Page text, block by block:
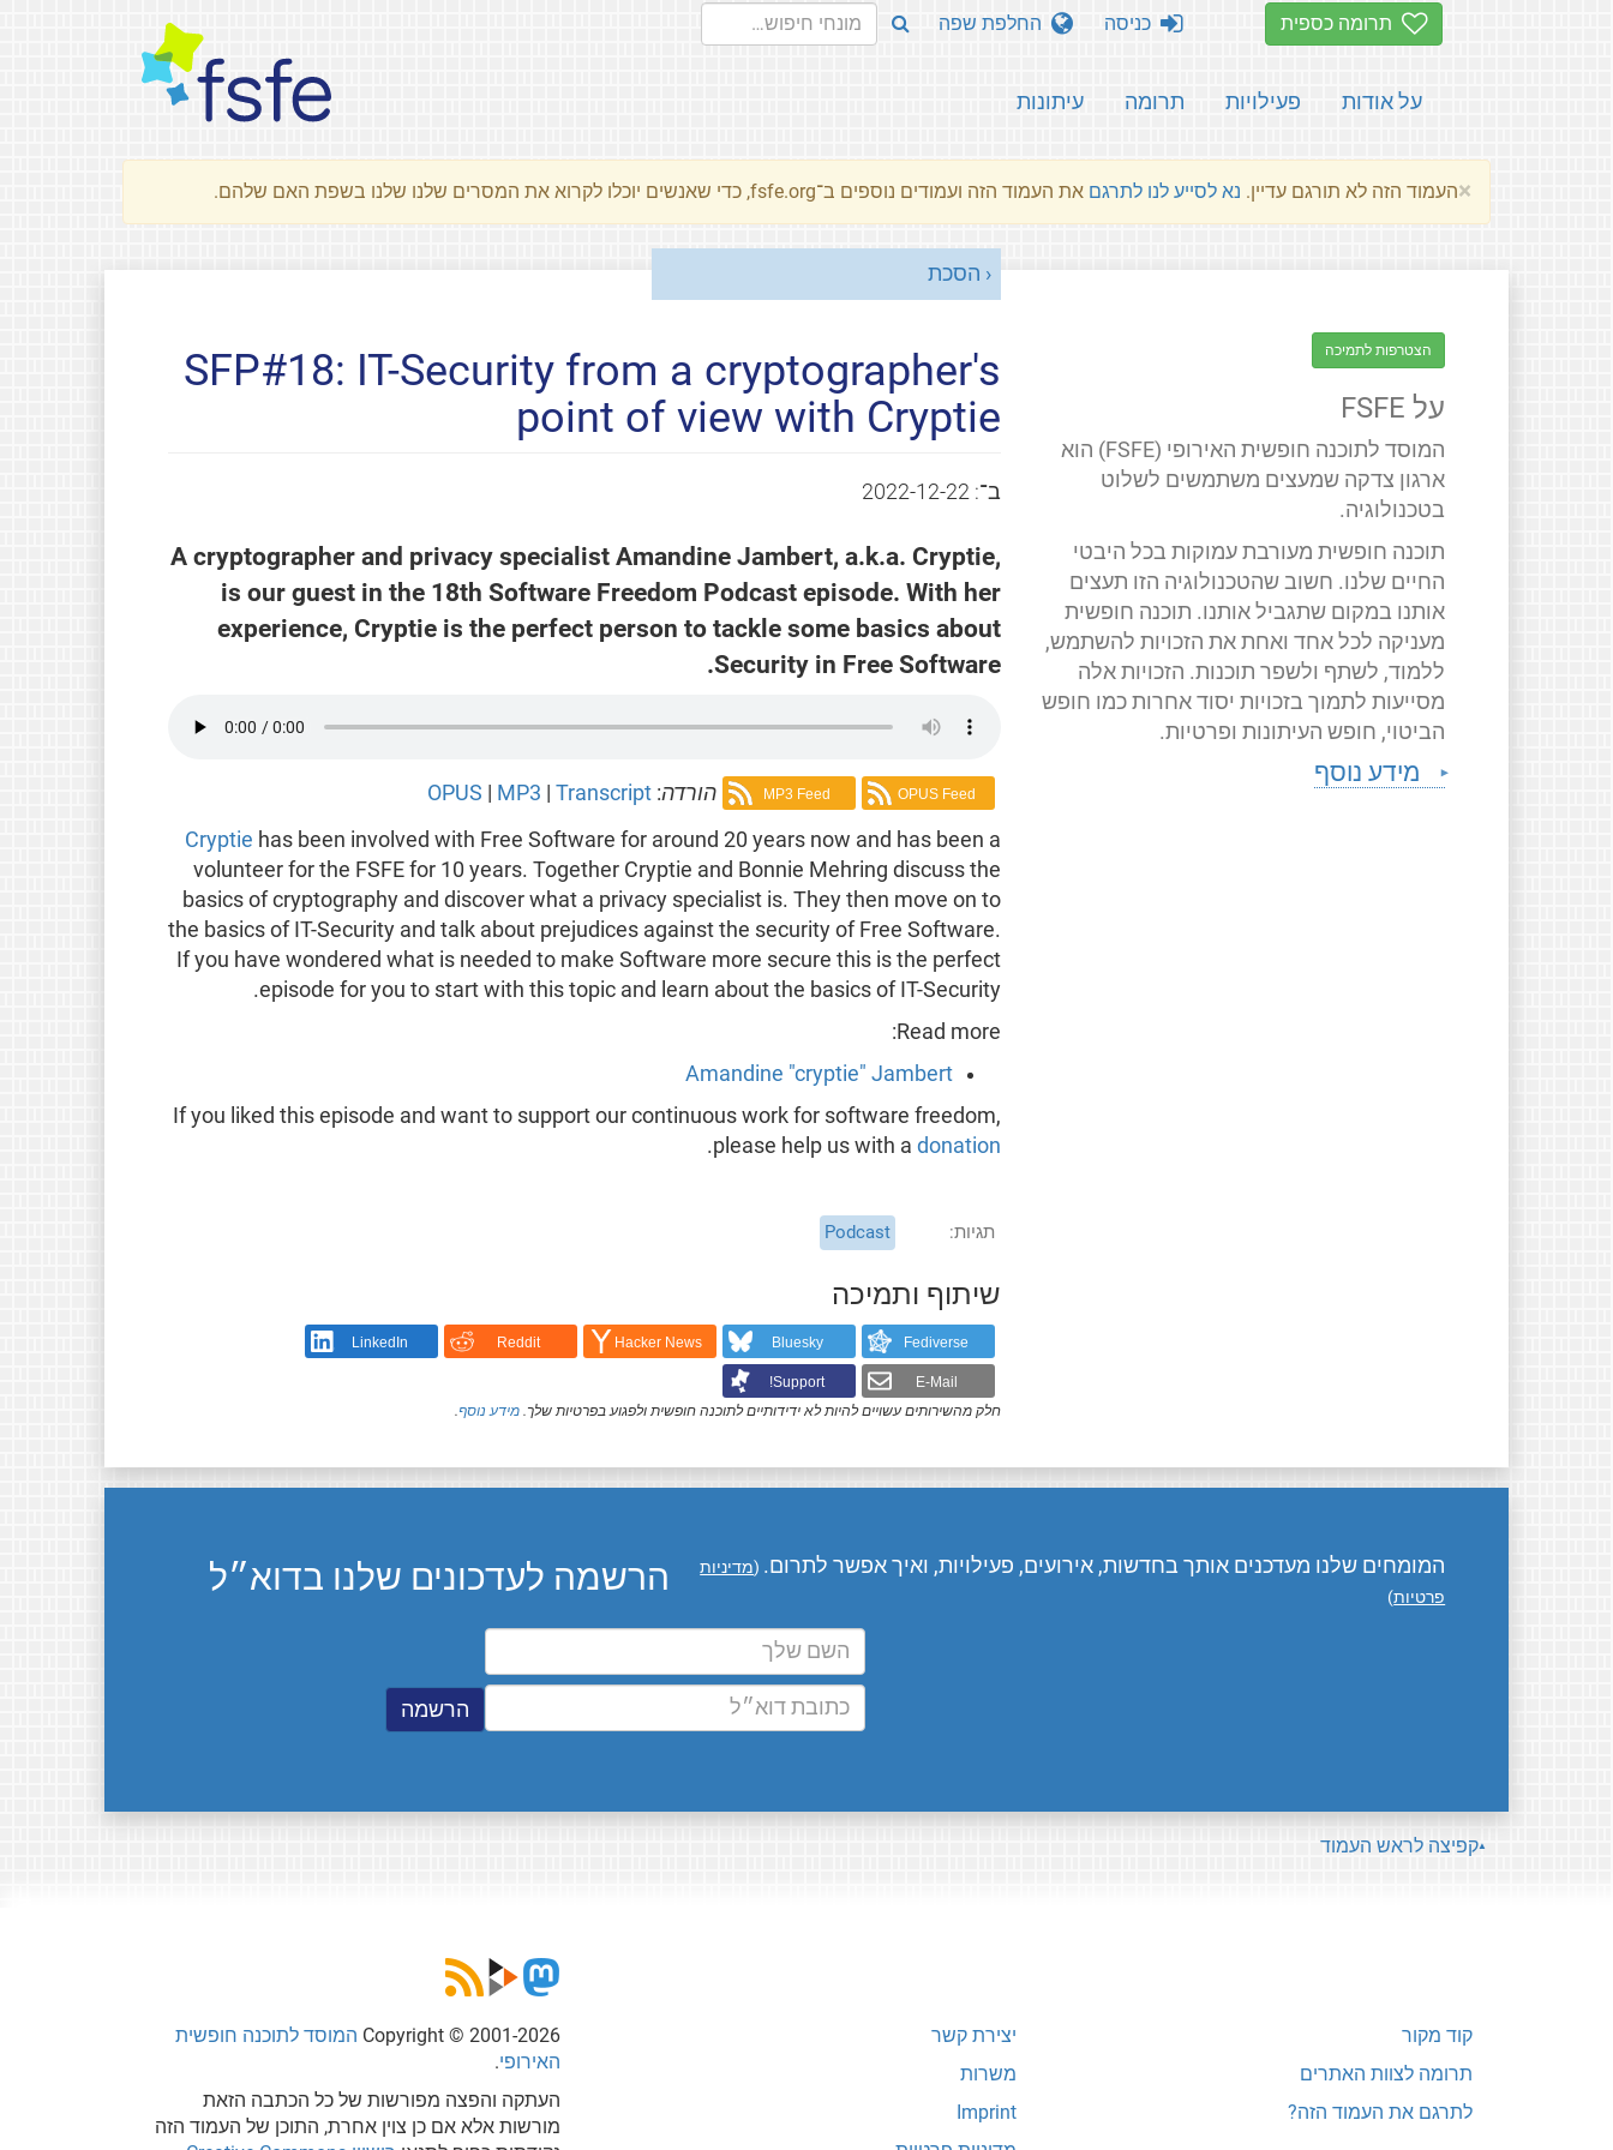
תרומה כספית
על אודות פעילויות תרומה עיתונות
כניסה החלפת שפה
×העמוד הזה לא תורגם עדיין. נא לסייע לנו לתרגם את העמוד הזה ועמודים נוספים ב־fsfe.org, כדי שאנשים יוכלו לקרוא את המסרים שלנו שלנו בשפת האם שלהם.
הסכת
SFP#18: IT-Security from a cryptographer's
point of view with Cryptie
ב־: 2022-12-22
A cryptographer and privacy specialist Amandine Jambert, a.k.a. Cryptie,
is our guest in the 18th Software Freedom Podcast episode. With her
experience, Cryptie is the perfect person to tackle some basics about
Security in Free Software.
OPUS Feed
MP3 Feed הורדה:
OPUS | MP3 |Transcript
Cryptie has been involved with Free Software for around 20 years now and has been a
volunteer for the FSFE for 10 years. Together Cryptie and Bonnie Mehring discuss the
basics of cryptography and discover what a privacy specialist is. They then move on to
the basics of IT-Security and talk about prejudices against the security of Free Software.
If you have wondered what is needed to make Software more secure this is the perfect
episode for you to start with this topic and learn about the basics of IT-Security.
Read more:
Amandine "cryptie" Jambert
If you liked this episode and want to support our continuous work for software freedom,
please help us with adonation
.
תגיות Podcast
שיתוף ותמיכה
Fediverse
Bluesky
Hacker News
Reddit
LinkedIn
E-Mail
Support!
חלק מהשירותים עשויים להיות לא ידידותיים לתוכנה חופשית ולפגוע בפרטיות שלך. מידע נוסף .
הצטרפות לתמיכה
על FSFE
המוסד לתוכנה חופשית האירופי (FSFE) הוא
ארגון צדקה שמעצים משתמשים לשלוט
בטכנולוגיה.
תוכנה חופשית מעורבת עמוקות בכל היבטי
החיים שלנו. חשוב שהטכנולוגיה הזו תעצים
אותנו במקום שתגביל אותנו. תוכנה חופשית
מעניקה לכל אחד ואחת את הזכויות להשתמש,
ללמוד, לשתף ולשפר תוכנות. הזכויות אלה
מסייעות לתמוך בזכויות יסוד אחרות כמו חופש
הביטוי, חופש העיתונות ופרטיות.
מידע נוסף
הרשמה לעדכונים שלנו בדוא״ל המומחים שלנו מעדכנים אותך בחדשות, אירועים, פעילויות, ואיך אפשר לתרום. (מדיניות
פרטיות)
קפיצה לראש העמוד
Copyright © 2001-2026 המוסד לתוכנה חופשית
האירופי.
העתקה והפצה מפורשות של כל הכתבה הזאת
מורשות אלא אם כן צוין אחרת, התוכן של העמוד הזה
יצירת קשר
משרות
Imprint
קוד מקור
תרומה לצוות האתרים
לתרגם את העמוד הזה?